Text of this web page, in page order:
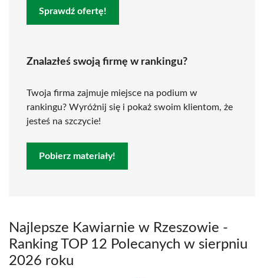
Sprawdź ofertę!
Znalazłeś swoją firmę w rankingu?
Twoja firma zajmuje miejsce na podium w
rankingu? Wyróżnij się i pokaż swoim klientom, że
jesteś na szczycie!
Pobierz materiały!
Najlepsze Kawiarnie w Rzeszowie -
Ranking TOP 12 Polecanych w sierpniu
2026 roku